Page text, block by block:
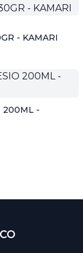
- KAMARI
200ML -